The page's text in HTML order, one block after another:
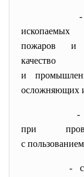
пожаров и
и
осложняющих
-
при
с
-